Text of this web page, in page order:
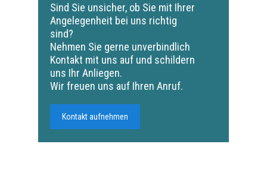
Sind Sie unsicher, ob Sie mit Ihrer
Angelegenheit bei uns richtig
sind?
Nehmen Sie gerne unverbindlich
Kontakt mit uns auf und schildern
uns Ihr Anliegen.
Wir freuen uns auf Ihren Anruf.
Kontakt aufnehmen